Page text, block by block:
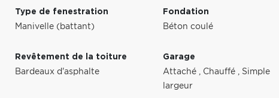
Type de fenestration
Manivelle (battant)
Fondation
Béton coulé
Revêtement de la toiture
Bardeaux d'asphalte
Garage
Attaché , Chauffé , Simple
largeur